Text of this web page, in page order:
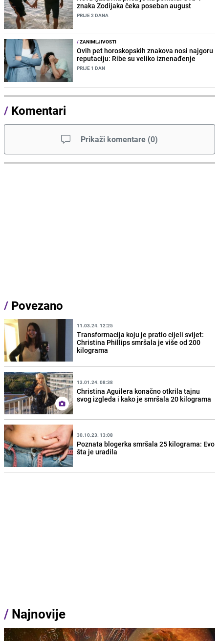
znaka Zodijaka čeka poseban august
PRIJE 2 DANA
/ZANIMLJIVOSTI
Ovih pet horoskopskih znakova nosi najgoru
reputaciju: Ribe su veliko iznenađenje
PRIJE 1 DAN
/ Komentari
Prikaži komentare (0)
/ Povezano
11.03.24. 12:25
Transformacija koju je pratio cijeli svijet:
Christina Phillips smršala je više od 200
kilograma
13.01.24. 08:38
Christina Aguilera konačno otkrila tajnu
svog izgleda i kako je smršala 20 kilograma
30.10.23. 13:08
Poznata blogerka smršala 25 kilograma: Evo
šta je uradila
/ Najnovije